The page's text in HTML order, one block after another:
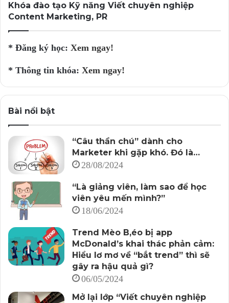
Khóa đào tạo Kỹ năng Viết chuyên nghiệp
Content Marketing, PR
* Đăng ký học: Xem ngay!
* Thông tin khóa: Xem ngay!
Bài nổi bật
“Câu thần chú” dành cho
Marketer khi gặp khó. Đó là…
28/08/2024
“Là giảng viên, làm sao để học
viên yêu mến mình?”
18/06/2024
Trend Mèo B,éo bị app
McDonald’s khai thác phản cảm:
Hiểu lơ mơ về “bắt trend” thì sẽ
gây ra hậu quả gì?
06/05/2024
Mở lại lớp “Viết chuyên nghiệp